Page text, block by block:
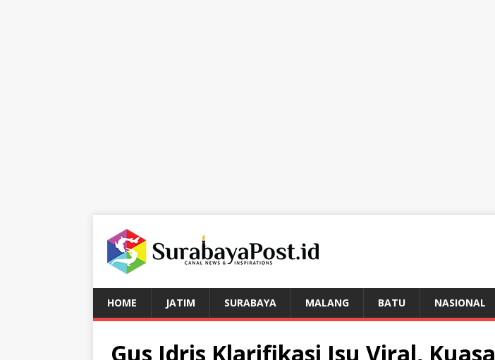
HOME JATIM SURABAYA MALANG BATU NASIONAL
Gus Idris Klarifikasi Isu Viral, Kuasa